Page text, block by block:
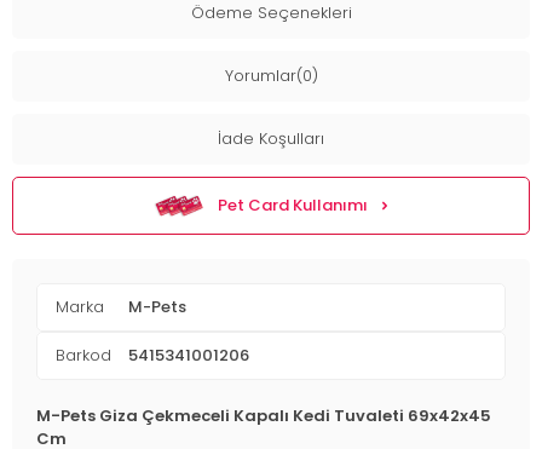
Ödeme Seçenekleri
Yorumlar(0)
İade Koşulları
Pet Card Kullanımı
Marka M-Pets
Barkod 5415341001206
M-Pets Giza Çekmeceli Kapalı Kedi Tuvaleti 69x42x45
Cm